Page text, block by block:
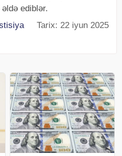
ediblər.
Tarix: 22 iyun 2025